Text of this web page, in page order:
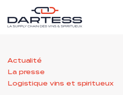
L’ESPRIT
SERVICES
Actualité
La presse
Logistique vins et spiritueux